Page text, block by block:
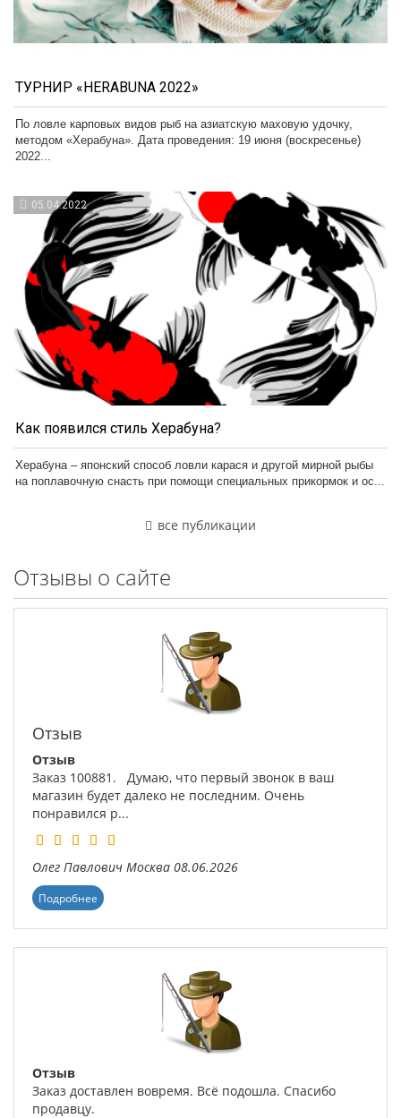
ТУРНИР «HERABUNA 2022»
По ловле карповых видов рыб на азиатскую маховую удочку,
методом «Херабуна». Дата проведения: 19 июня (воскресенье)
2022...
05.04.2022
Как появился стиль Херабуна?
Херабуна – японский способ ловли карася и другой мирной рыбы
на поплавочную снасть при помощи специальных прикормок и ос...
все публикации
Отзывы о сайте
Отзыв
Отзыв
Заказ 100881. Думаю, что первый звонок в ваш
магазин будет далеко не последним. Очень
понравился р...
Олег Павлович Москва 08.06.2026
Подробнее
Отзыв
Заказ доставлен вовремя. Всё подошла. Спасибо
продавцу.